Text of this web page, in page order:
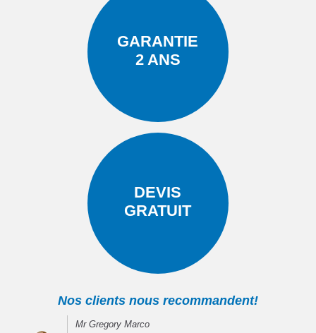
GARANTIE
2 ANS
DEVIS
GRATUIT
Nos clients nous recommandent!
Mr Gregory Marco